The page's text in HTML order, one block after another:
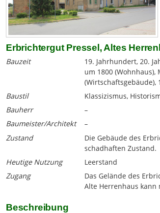
Erbrichtergut Pressel, Altes
Bauzeit
19. Jahrhundert, 20.
um 1800
(Wirtschaftsgebäude),
Baustil
Klassizismus,
Bauherr
–
Baumeister/Architekt
–
Zustand
Die Gebäude des
schadhaften Zustand.
Heutige Nutzung
Leerstand
Zugang
Das Gelände des
Alte Herrenhaus
Beschreibung